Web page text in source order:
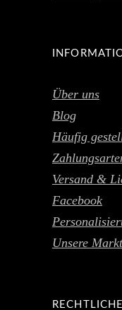
Über uns
Blog
Häufig
Versand &
Facebook
Unsere